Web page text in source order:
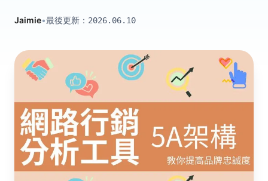
Jaimie•最後更新： 2026.06.10